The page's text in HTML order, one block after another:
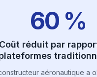
60 %
Coût réduit par
aéronautique a